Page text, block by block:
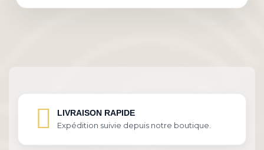
LIVRAISON RAPIDE
Expédition suivie depuis notre boutique.